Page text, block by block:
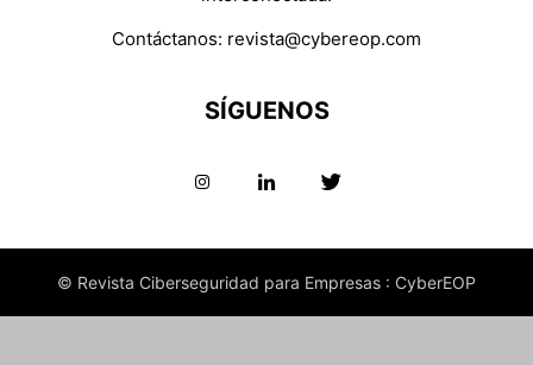
Contáctanos: revista@cybereop.com
SÍGUENOS
© Revista Ciberseguridad para Empresas : CyberEOP